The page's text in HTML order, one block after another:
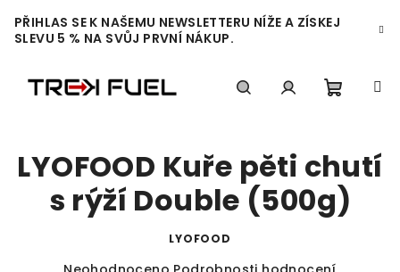
na
obsah
PŘIHLAS SE K NAŠEMU NEWSLETTERU NÍŽE A ZÍSKEJ
SLEVU 5 % NA SVŮJ PRVNÍ NÁKUP.
košík
LYOFOOD Kuře pěti chutí
s rýží Double (500g)
LYOFOOD
Průměrné